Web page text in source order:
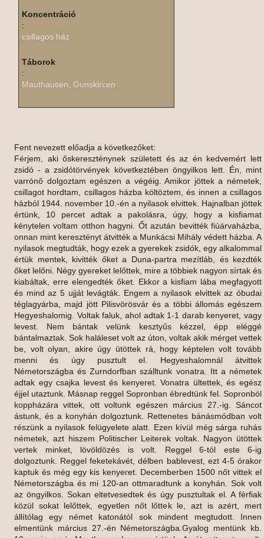
Koncentráció
:
csillagos ház
Táborok
:
Mauthausen, Gunskircen
Fent nevezett előadja a következőket:
Férjem, aki őskereszténynek született és az én kedvemért lett
zsidó - a zsidótörvények következtében öngyilkos lett. Én, mint
varrónő dolgoztam egészen a végéig. Amikor jöttek a németek,
csillagot hordtam, csillagos házba költöztem, és innen a csillagos
házból 1944. november 10.-én a nyilasok elvittek. Hajnalban jöttek
értünk, 10 percet adtak a pakolásra, úgy, hogy a kisfiamat
kénytelen voltam otthon hagyni. Őt azután bevitték fiúárvaházba,
onnan mint keresztényt átvitték a Munkácsi Mihály védett házba. A
nyilasok megtudták, hogy ezek a gyerekek zsidók, egy alkalommal
értük mentek, kivitték őket a Duna-partra mezítláb, és kezdték
őket lelőni. Négy gyereket lelőttek, mire a többiek nagyon sírtak és
kiabáltak, erre elengedték őket. Ekkor a kisfiam lába megfagyott
és mind az 5 ujját levágták. Engem a nyilasok elvittek az óbudai
téglagyárba, majd jött Pilisvörösvár és a többi állomás egészem
Hegyeshalomig. Voltak faluk, ahol adtak 1-1 darab kenyeret, vagy
levest. Nem bántak velünk kesztyűs kézzel, épp eléggé
bántalmaztak. Sok haláleset volt az úton, voltak akik mérget vettek
be, volt olyan, akire úgy ütöttek rá, hogy képtelen volt tovább
menni és úgy pusztult el. Hegyeshalomnál átvittek
Németországba és Zurndorfban szálltunk vonatra. Itt a németek
adtak egy csajka levest és kenyeret. Vonatra ültettek, és egész
éjjel utaztunk. Másnap reggel Sopronban ébredtünk fel. Sopronból
koppházára vittek, ott voltunk egészen március 27.-ig. Sáncot
ástunk, és a konyhán dolgoztunk. Rettenetes bánásmódban volt
részünk a nyilasok felügyelete alatt. Ezen kívül még sárga ruhás
németek, azt hiszem Politischer Leiterek voltak. Nagyon ütöttek
vertek minket, lövöldözés is volt. Reggel 6-tól este 6-ig
dolgoztunk. Reggel feketekávét, délben bablevest, ezt 4-5 órakor
kaptuk és még egy kis kenyeret. Decemberben 1500 nőt vittek el
Németországba és mi 120-an ottmaradtunk a konyhán. Sok volt
az öngyilkos. Sokan eltetvesedtek és úgy pusztultak el. A férfiak
közül sokat lelőttek, egyetlen nőt lőttek le, azt is azért, mert
állítólag egy német katonától sok mindent megtudott. Innen
elmentünk március 27.-én Németországba.Gyalog mentünk kb.